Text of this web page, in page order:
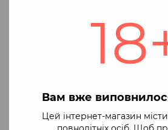
Вам вже
Цей інтернет-магазин